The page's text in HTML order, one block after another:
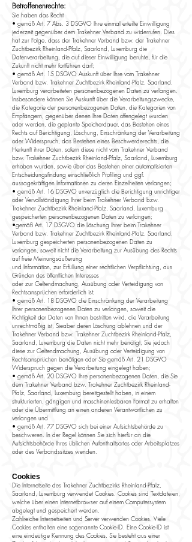
Betroffenenrechte:
Sie haben das Recht
• gemäß Art. 7 Abs. 3 DSGVO Ihre einmal erteilte Einwilligung
jederzeit gegenüber dem Trakehner Verband zu widerrufen. Dies
hat zur Folge, dass der Trakehner Verband bzw. der Trakehner
Zuchtbezirk Rheinland-Pfalz, Saarland, Luxemburg die
Datenverarbeitung, die auf dieser Einwilligung beruhte, für die
Zukunft nicht mehr fortführen darf;
• gemäß Art. 15 DSGVO Auskunft über Ihre vom Trakehner
Verband bzw. Trakehner Zuchtbezirk Rheinland-Pfalz, Saarland,
Luxemburg verarbeiteten personenbezogenen Daten zu verlangen.
Insbesondere können Sie Auskunft über die Verarbeitungszwecke,
die Kategorie der personenbezogenen Daten, die Kategorien von
Empfängern, gegenüber denen Ihre Daten offengelegt wurden
oder werden, die geplante Speicherdauer, das Bestehen eines
Rechts auf Berichtigung, Löschung, Einschränkung der Verarbeitung
oder Widerspruch, das Bestehen eines Beschwerderechts, die
Herkunft ihrer Daten, sofern diese nicht vom Trakehner Verband
bzw. Trakehner Zuchtbezirk Rheinland-Pfalz, Saarland, Luxemburg
erhoben wurden, sowie über das Bestehen einer automatisierten
Entscheidungsfindung einschließlich Profiling und ggf.
aussagekräftigen Informationen zu deren Einzelheiten verlangen;
• gemäß Art. 16 DSGVO unverzüglich die Berichtigung unrichtiger
oder Vervollständigung Ihrer beim Trakehner Verband bzw.
Trakehner Zuchtbezirk Rheinland-Pfalz, Saarland, Luxemburg
gespeicherten personenbezogenen Daten zu verlangen;
•gemäß Art. 17 DSGVO die Löschung Ihrer beim Trakehner
Verband bzw. Trakehner Zuchtbezirk Rheinland-Pfalz, Saarland,
Luxemburg gespeicherten personenbezogenen Daten zu
verlangen, soweit nicht die Verarbeitung zur Ausübung des Rechts
auf freie Meinungsäußerung
und Information, zur Erfüllung einer rechtlichen Verpflichtung, aus
Gründen des öffentlichen Interesses
oder zur Geltendmachung, Ausübung oder Verteidigung von
Rechtsansprüchen erforderlich ist;
• gemäß Art. 18 DSGVO die Einschränkung der Verarbeitung
Ihrer personenbezogenen Daten zu verlangen, soweit die
Richtigkeit der Daten von Ihnen bestritten wird, die Verarbeitung
unrechtmäßig ist, Sieaber deren Löschung ablehnen und der
Trakehner Verband bzw. Trakehner Zuchtbezirk Rheinland-Pfalz,
Saarland, Luxemburg die Daten nicht mehr benötigt, Sie jedoch
diese zur Geltendmachung, Ausübung oder Verteidigung von
Rechtsansprüchen benötigen oder Sie gemäß Art. 21 DSGVO
Widerspruch gegen die Verarbeitung eingelegt haben;
• gemäß Art. 20 DSGVO Ihre personenbezogenen Daten, die Sie
dem Trakehner Verband bzw. Trakehner Zuchtbezirk Rheinland-
Pfalz, Saarland, Luxemburg bereitgestellt haben, in einem
strukturierten, gängigen und maschinenlesbaren Format zu erhalten
oder die Übermittlung an einen anderen Verantwortlichen zu
verlangen und
• gemäß Art. 77 DSGVO sich bei einer Aufsichtsbehörde zu
beschweren. In der Regel können Sie sich hierfür an die
Aufsichtsbehörde Ihres üblichen Aufenthaltsortes oder Arbeitsplatzes
oder des Verbandssitzes wenden.
Cookies
Die Internetseite des Trakehner Zuchtbezirks Rheinland-Pfalz,
Saarland, Luxemburg verwendet Cookies. Cookies sind Textdateien,
welche über einen Internetbrowser auf einem Computersystem
abgelegt und gespeichert werden.
Zahlreiche Internetseiten und Server verwenden Cookies. Viele
Cookies enthalten eine sogenannte Cookie-ID. Eine Cookie-ID ist
eine eindeutige Kennung des Cookies. Sie besteht aus einer